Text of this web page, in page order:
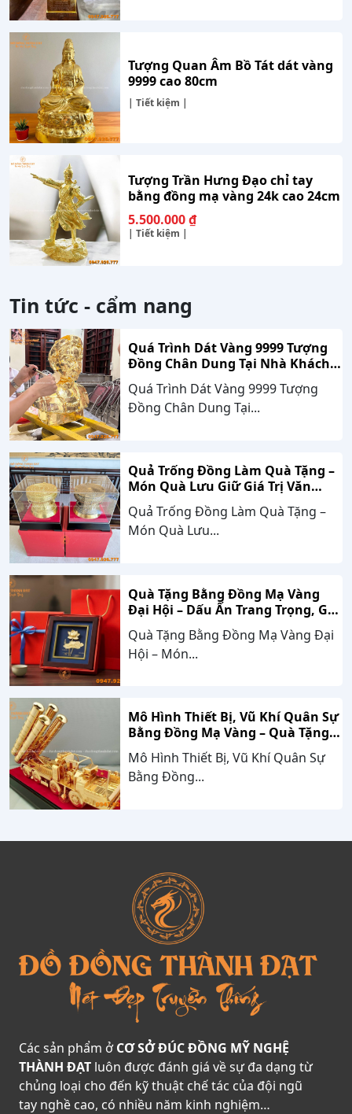
Tượng Quan Âm Bồ Tát dát vàng
9999 cao 80cm
| Tiết kiệm |
Tượng Trần Hưng Đạo chỉ tay
bằng đồng mạ vàng 24k cao 24cm
5.500.000₫
| Tiết kiệm |
Tin tức - cẩm nang
Quá Trình Dát Vàng 9999 Tượng
Đồng Chân Dung Tại Nhà Khách
Hàng Nghệ An
Quá Trình Dát Vàng 9999 Tượng
Đồng Chân Dung Tại...
Quả Trống Đồng Làm Quà Tặng –
Món Quà Lưu Giữ Giá Trị Văn
Hóa, Gắn Kết Thành Công
Quả Trống Đồng Làm Quà Tặng –
Món Quà Lưu...
Quà Tặng Bằng Đồng Mạ Vàng
Đại Hội – Dấu Ấn Trang Trọng, Giá
Trị Bền Vững Theo Thời Gian
Quà Tặng Bằng Đồng Mạ Vàng Đại
Hội – Món...
Mô Hình Thiết Bị, Vũ Khí Quân Sự
Bằng Đồng Mạ Vàng – Quà Tặng
Cao Cấp Mang Dấu Ấn Sức Mạnh
Và Niềm Tự Hào Dân Tộc
Mô Hình Thiết Bị, Vũ Khí Quân Sự
Bằng Đồng...
Các sản phẩm ởCƠ SỞ ĐÚC ĐỒNG MỸ NGHỆ
THÀNH ĐẠT luôn được đánh giá về sự đa dạng từ
chủng loại cho đến kỹ thuật chế tác của đội ngũ
tay nghề cao, có nhiều năm kinh nghiệm…